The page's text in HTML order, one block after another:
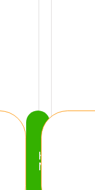
Köp
Nu